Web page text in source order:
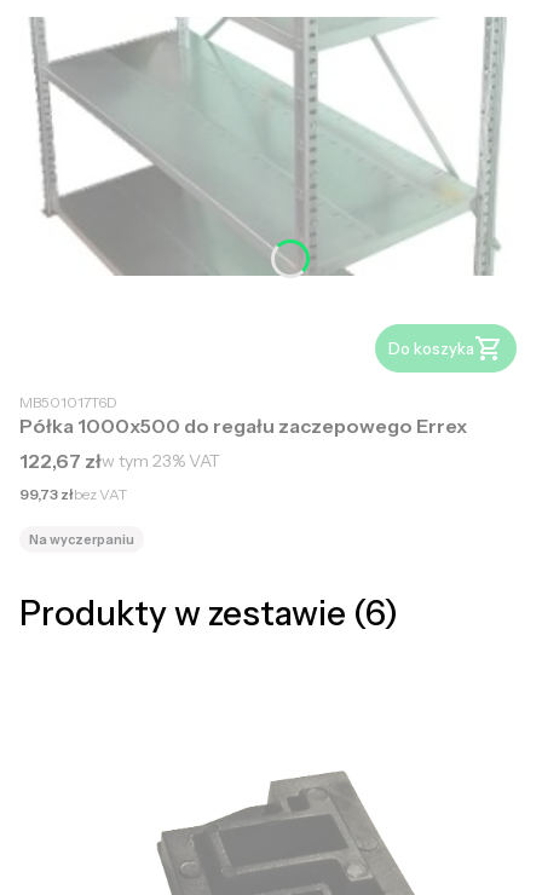
Do koszyka
MB501017T6D
Półka 1000x500 do regału zaczepowego Errex
Cena brutto
122,67 złw tym 23%VAT
Cena netto
99,73 złbez VAT
Na wyczerpaniu
Produkty w zestawie (6)